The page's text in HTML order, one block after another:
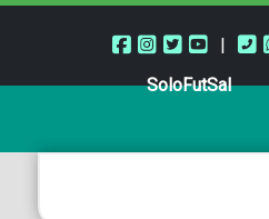
|
SoloFutSal